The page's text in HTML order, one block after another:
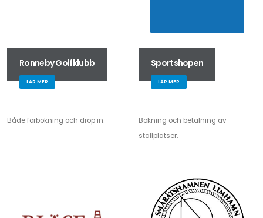
Ronneby Golfklubb
LÄR MER
Både förbokning och drop in.
Sportshopen
LÄR MER
Bokning och betalning av
ställplatser.